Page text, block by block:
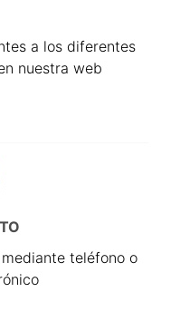
a los diferentes
nuestra web
teléfono o